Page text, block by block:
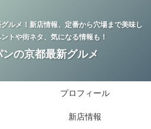
ルメ！新店情報、定番から穴場まで美味し
トや街ネタ、気になる情報も！
の京都最新グルメ
プロフィール
新店情報